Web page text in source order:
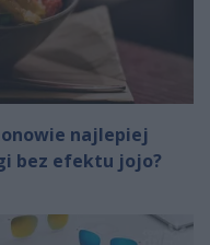
najlepiej
bez efektu jojo?